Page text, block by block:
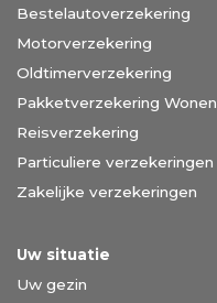
Bestelautoverzekering
Motorverzekering
Oldtimerverzekering
Pakketverzekering Wonen
Reisverzekering
Particuliere verzekeringen
Zakelijke verzekeringen
Uw situatie
Uw gezin